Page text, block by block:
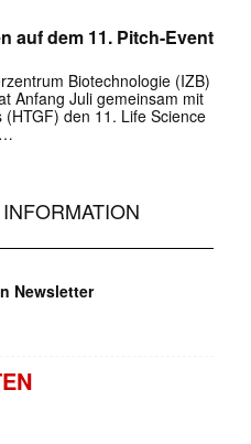
auf dem 11. Pitch-Event
Biotechnologie (IZB)
Anfang Juli gemeinsam mit
den 11. Life Science
Newsletter